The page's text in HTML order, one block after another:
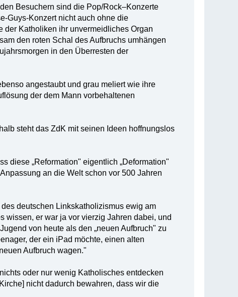
Besuchern sind die Pop/Rock–Konzerte
Guys-Konzert nicht auch ohne die
der Katholiken ihr unvermeidliches Organ
den roten Schal des Aufbruchs umhängen
in den Überresten der
angestaubt und grau meliert wie ihre
der dem Mann vorbehaltenen
steht das ZdK mit seinen Ideen hoffnungslos
diese „Reformation" eigentlich „Deformation"
an die Welt schon vor 500 Jahren
deutschen Links­katholizismus ewig am
wissen, er war ja vor vierzig Jahren dabei, und
von heute als den „neuen Aufbruch" zu
der ein iPad möchte, einen alten
Aufbruch wagen."
oder nur wenig Katholisches entdecken
nicht dadurch bewahren, dass wir die